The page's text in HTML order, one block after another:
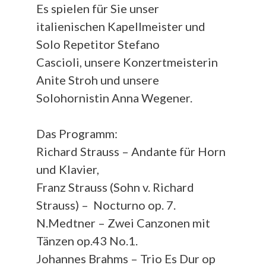
Es spielen für Sie unser
italienischen Kapellmeister und
Solo Repetitor Stefano
Cascioli, unsere Konzertmeisterin
Anite Stroh und unsere
Solohornistin Anna Wegener.
Das Programm:
Richard Strauss – Andante für Horn
und Klavier,
Franz Strauss (Sohn v. Richard
Strauss) – Nocturno op. 7.
N.Medtner – Zwei Canzonen mit
Tänzen op.43 No.1.
Johannes Brahms – Trio Es Dur op